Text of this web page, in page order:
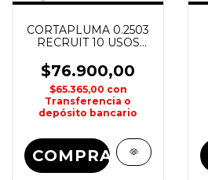
CORTAPLUMA 0.2503
RECRUIT 10 USOS
$76.900,00
$65.365,00 con
Transferencia o
depósito bancario
COMPRAR